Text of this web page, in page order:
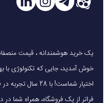
خوش آمدید، جایی که تکنولوژی با
اختیار شماست! با
فراتر از یک فروشگاه، همراه شما در